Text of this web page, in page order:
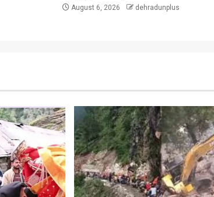
August 6, 2026 dehradunplus